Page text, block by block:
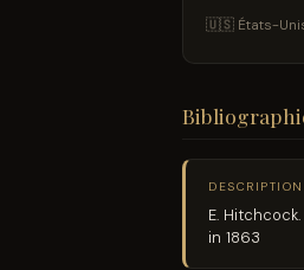
🇺🇸 États-
E.
in 1863